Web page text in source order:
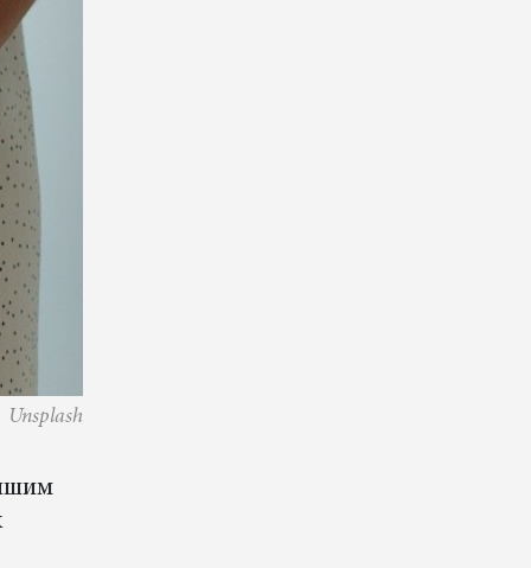
Unsplash